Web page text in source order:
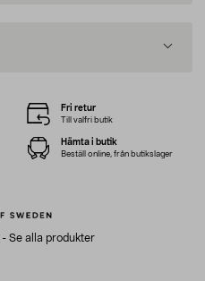
- Se alla produkter
Fri retur
Till valfri butik
Hämta i butik
Beställ online, från butikslager